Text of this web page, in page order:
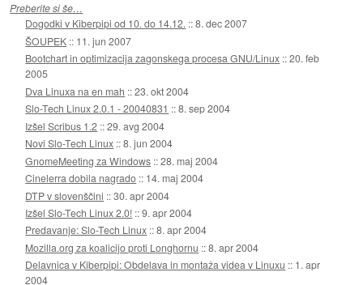
Preberite si še…
Dogodki v Kiberpipi od 10. do 14.12. ::8. dec 2007
ŠOUPEK :: 11. jun 2007
Bootchart in optimizacija zagonskega procesa GNU/Linux ::20. feb
2005
Dva Linuxa na en mah ::23. okt 2004
Slo-Tech Linux 2.0.1 - 20040831 ::8. sep 2004
Izšel Scribus 1.2 ::29. avg 2004
Novi Slo-Tech Linux ::8. jun 2004
GnomeMeeting za Windows ::28. maj 2004
Cinelerra dobila nagrado :: 14. maj 2004
DTP v slovenščini ::30. apr 2004
Izšel Slo-Tech Linux 2.0! ::9. apr 2004
Predavanje: Slo-Tech Linux ::8. apr 2004
Mozilla.org za koalicijo proti Longhornu ::8. apr 2004
Delavnica v Kiberpipi: Obdelava in montaža videa v Linuxu :: 1. apr
2004